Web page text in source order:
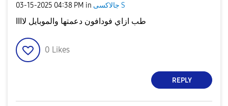
‎03-15-2025 04:38 PM in جالاكسى S
طب ازاي فودافون دعمتها والموبايل لاااا
0 Likes
REPLY